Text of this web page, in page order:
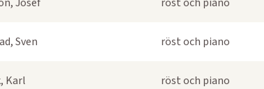
Sven röst och piano
Karl röst och piano